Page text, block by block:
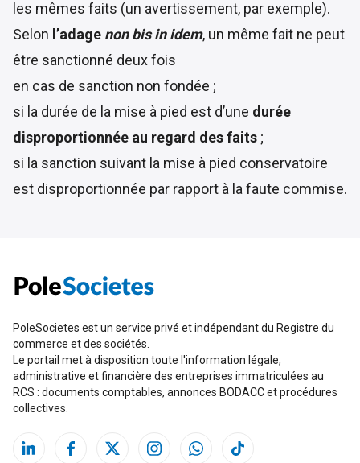
les mêmes faits (un avertissement, par exemple).
Selon l’adage non bis in idem, un même fait ne peut
être sanctionné deux fois
en cas de sanction non fondée ;
si la durée de la mise à pied est d’une durée
disproportionnée au regard des faits ;
si la sanction suivant la mise à pied conservatoire
est disproportionnée par rapport à la faute commise.
PoleSocietes est un service privé et indépendant du Registre du
commerce et des sociétés.
Le portail met à disposition toute l'information légale,
administrative et financière des entreprises immatriculées au
RCS : documents comptables, annonces BODACC et procédures
collectives.